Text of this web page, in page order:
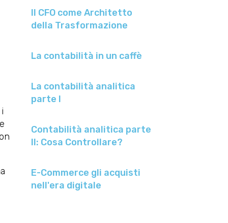
Il CFO come Architetto
della Trasformazione
La contabilità in un caffè
La contabilità analitica
parte I
Contabilità analitica parte
II: Cosa Controllare?
E-Commerce gli acquisti
nell'era digitale